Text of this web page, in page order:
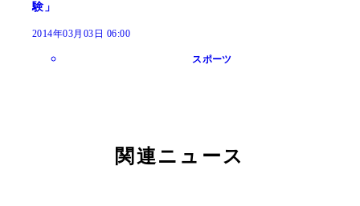
験」
2014年03月03日 06:00
スポーツ
関連ニュース